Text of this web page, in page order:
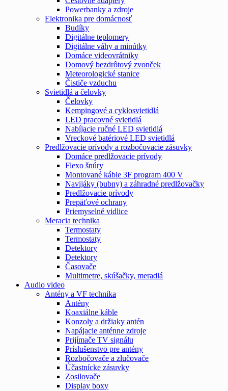
Powerbanky a zdroje
Elektronika pre domácnosť
Budíky
Digitálne teplomery
Digitálne váhy a minútky
Domáce videovrátniky
Domový bezdrôtový zvonček
Meteorologické stanice
Čističe vzduchu
Svietidlá a čelovky
Čelovky
Kempingové a cyklosvietidlá
LED pracovné svietidlá
Nabíjacie ručné LED svietidlá
Vreckové batériové LED svietidlá
Predlžovacie prívody a rozbočovacie zásuvky
Domáce predlžovacie prívody
Flexo šnúry
Montované káble 3F program 400 V
Navijáky (bubny) a záhradné predlžovačky
Predlžovacie prívody
Prepäťové ochrany
Priemyselné vidlice
Meracia technika
Termostaty
Termostaty
Detektory
Detektory
Časovače
Multimetre, skúšačky, meradlá
Audio video
Antény a VF technika
Antény
Koaxiálne káble
Konzoly a držiaky antén
Napájacie anténne zdroje
Prijímače TV signálu
Príslušenstvo pre antény
Rozbočovače a zlučovače
Účastnícke zásuvky
Zosilovače
Display boxy